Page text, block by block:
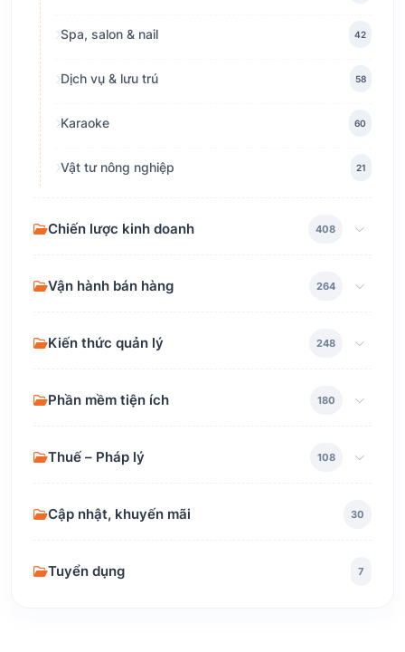
Spa, salon & nail 42
Dịch vụ & lưu trú 58
Karaoke 60
Vật tư nông nghiệp 21
Chiến lược kinh doanh 408
Vận hành bán hàng 264
Kiến thức quản lý 248
Phần mềm tiện ích 180
Thuế – Pháp lý 108
Cập nhật, khuyến mãi 30
Tuyển dụng 7